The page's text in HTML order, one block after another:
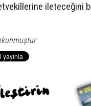
ileteceğini